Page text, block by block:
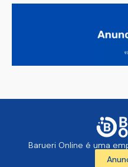
Barueri Online é uma